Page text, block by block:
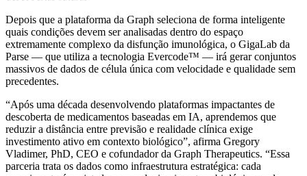
Depois que a plataforma da Graph seleciona de forma inteligente
quais condições devem ser analisadas dentro do espaço
extremamente complexo da disfunção imunológica, o GigaLab da
Parse — que utiliza a tecnologia Evercode™ — irá gerar conjuntos
massivos de dados de célula única com velocidade e qualidade sem
precedentes.
“Após uma década desenvolvendo plataformas impactantes de
descoberta de medicamentos baseadas em IA, aprendemos que
reduzir a distância entre previsão e realidade clínica exige
investimento ativo em contexto biológico”, afirma Gregory
Vladimer, PhD, CEO e cofundador da Graph Therapeutics. “Essa
parceria trata os dados como infraestrutura estratégica: cada